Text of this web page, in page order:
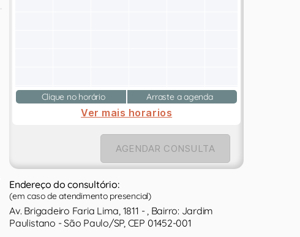
Clique no horário Arraste a agenda
Ver mais horarios
AGENDAR CONSULTA
Endereço do consultório:
(em caso de atendimento presencial)
Av. Brigadeiro Faria Lima, 1811 - , Bairro: Jardim
Paulistano - São Paulo/SP, CEP 01452-001